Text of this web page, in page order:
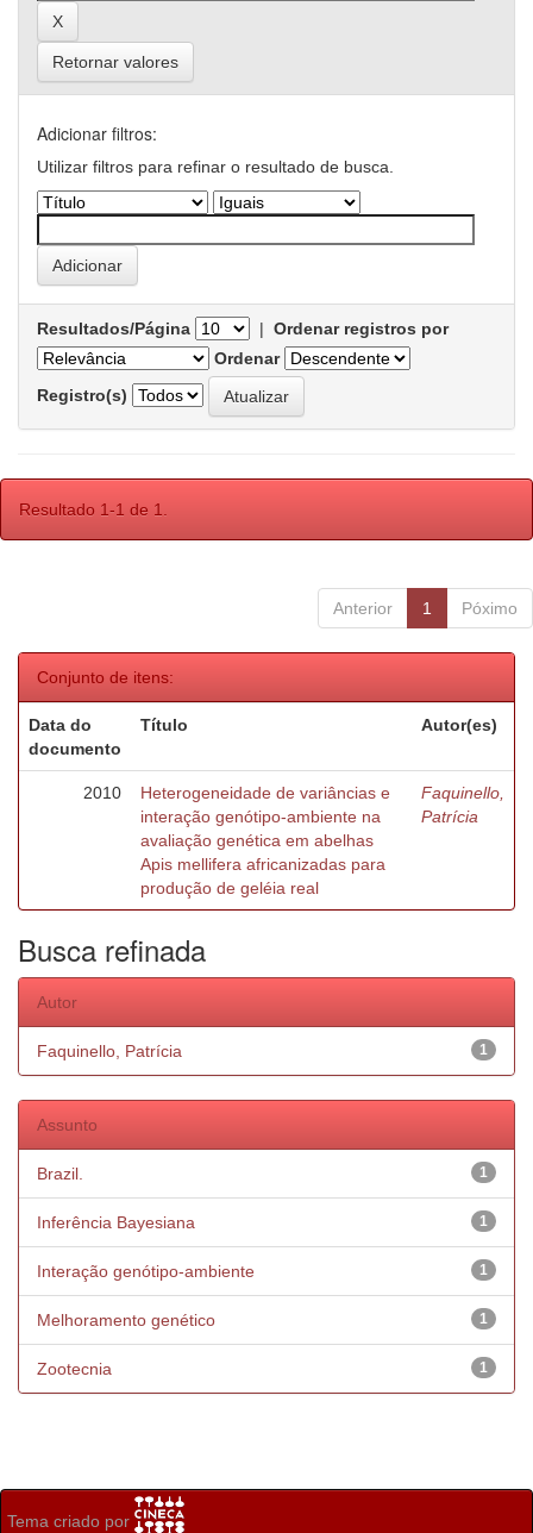
Retornar valores
Adicionar filtros:
Utilizar filtros para refinar o resultado de busca.
Resultados/Página | Ordenar registros por
Ordenar
Registro(s)
Resultado 1-1 de 1.
Anterior 1 Póximo
Conjunto de itens:
Data do
documento
Título Autor(es)
2010
Heterogeneidade de variâncias e
interação genótipo-ambiente na
avaliação genética em abelhas
Apis mellifera africanizadas para
produção de geléia real
Faquinello,
Patrícia
Busca refinada
Autor
1
Faquinello, Patrícia
Assunto
1
Brazil.
1
Inferência Bayesiana
1
Interação genótipo-ambiente
1
Melhoramento genético
1
Zootecnia
Tema criado por